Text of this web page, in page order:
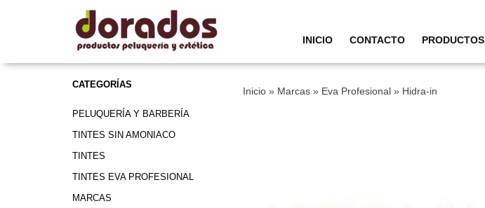
INICIO CONTACTO PRODUCTOS
CATEGORÍAS
PELUQUERÍA Y BARBERÍA
TINTES SIN AMONIACO
TINTES
TINTES EVA PROFESIONAL
MARCAS
Inicio» Marcas» Eva Profesional» Hidra-in